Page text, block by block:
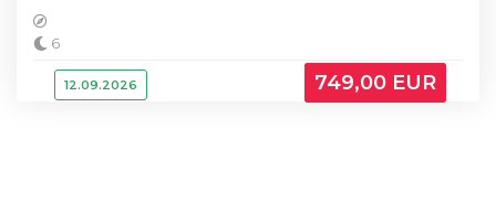
6
12.09.2026 749,00 EUR